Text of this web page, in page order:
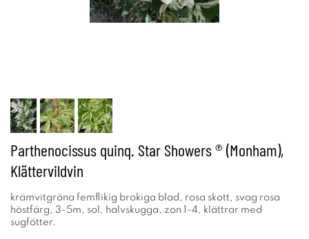
Parthenocissus quinq. Star Showers ® (Monham),
Klättervildvin
krämvitgröna femflikig brokiga blad, rosa skott, svag rosa
höstfärg, 3-5m, sol, halvskugga, zon 1-4, klättrar med
sugfötter.